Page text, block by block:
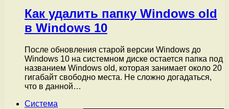
Как удалить папку Windows old
в Windows 10
После обновления старой версии Windows до
Windows 10 на системном диске остается папка под
названием Windows old, которая занимает около 20
гигабайт свободно места. Не сложно догадаться,
что в данной…
Система